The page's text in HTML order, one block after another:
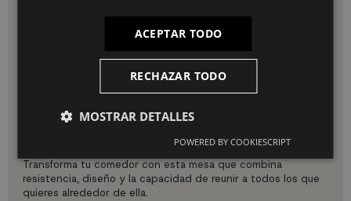
Acabado resistente al uso diario
Comedores amplios, cocinas office, lofts,
espacios de trabajo colaborativo o cualquier ambiente
donde el estilo industrial y la funcionalidad sean prioritarios.
madera crea una estética industrial moderna que combina
Transforma tu comedor con esta mesa que combina
resistencia, diseño y la capacidad de reunir a todos los que
quieres alrededor de ella.
ACEPTAR TODO
RECHAZAR TODO
MOSTRAR DETALLES
POWERED BY COOKIESCRIPT